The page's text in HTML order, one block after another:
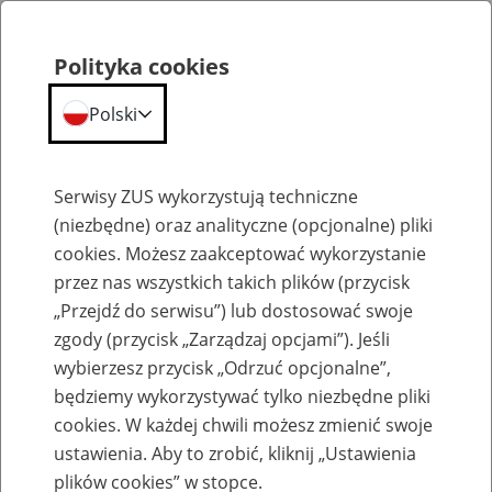
Komunikaty
Niedostępność portalu PUE
Polityka cookies
Polski
Serwisy ZUS wykorzystują techniczne
(niezbędne) oraz analityczne (opcjonalne) pliki
cookies. Możesz zaakceptować wykorzystanie
przez nas wszystkich takich plików (przycisk
„Przejdź do serwisu”) lub dostosować swoje
zgody (przycisk „Zarządzaj opcjami”). Jeśli
wybierzesz przycisk „Odrzuć opcjonalne”,
będziemy wykorzystywać tylko niezbędne pliki
cookies. W każdej chwili możesz zmienić swoje
ustawienia. Aby to zrobić, kliknij „Ustawienia
plików cookies” w stopce.